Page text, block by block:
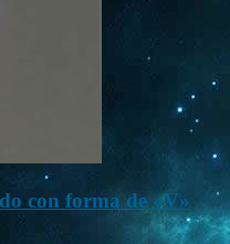
con forma de «V»